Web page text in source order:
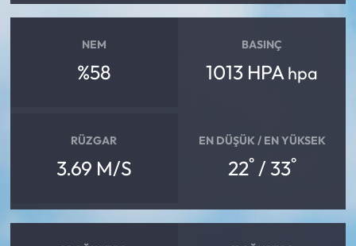
NEM
%58
BASINÇ
1013 HPA hpa
RÜZGAR
3.69 M/S
EN DÜŞÜK / EN YÜKSEK
22°/ 33°